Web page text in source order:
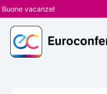
Vai
al
contenuto
vacanze!